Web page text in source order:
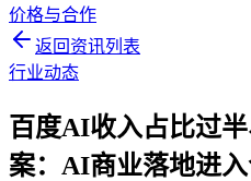
价格与合作
返回资讯列表
行业动态
百度AI收入占比过
案：AI商业落地进